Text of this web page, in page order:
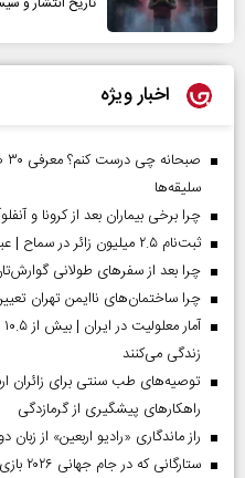
اخبار ویژه
سلیقه‌ها
چرا برخی بیماران بعد از کرونا و
ثبت‌نام ۲.۵ میلیون زائر در سماح | عبور ۱.۷ میلیون نفر از مرز‌های اربعین
چرا بعد از سفرهای طولانی
چرا ساختمان‌های ناایمن تهران
زندگی می‌کنند
توصیه‌های طب سنتی برای زائران
راهکارهای پیشگیری از گرمازدگی
راز ماندگاری «رادیو اربعین» از
ستارگانی که در جام جهانی ۲۰۲۶ بازی نکردند